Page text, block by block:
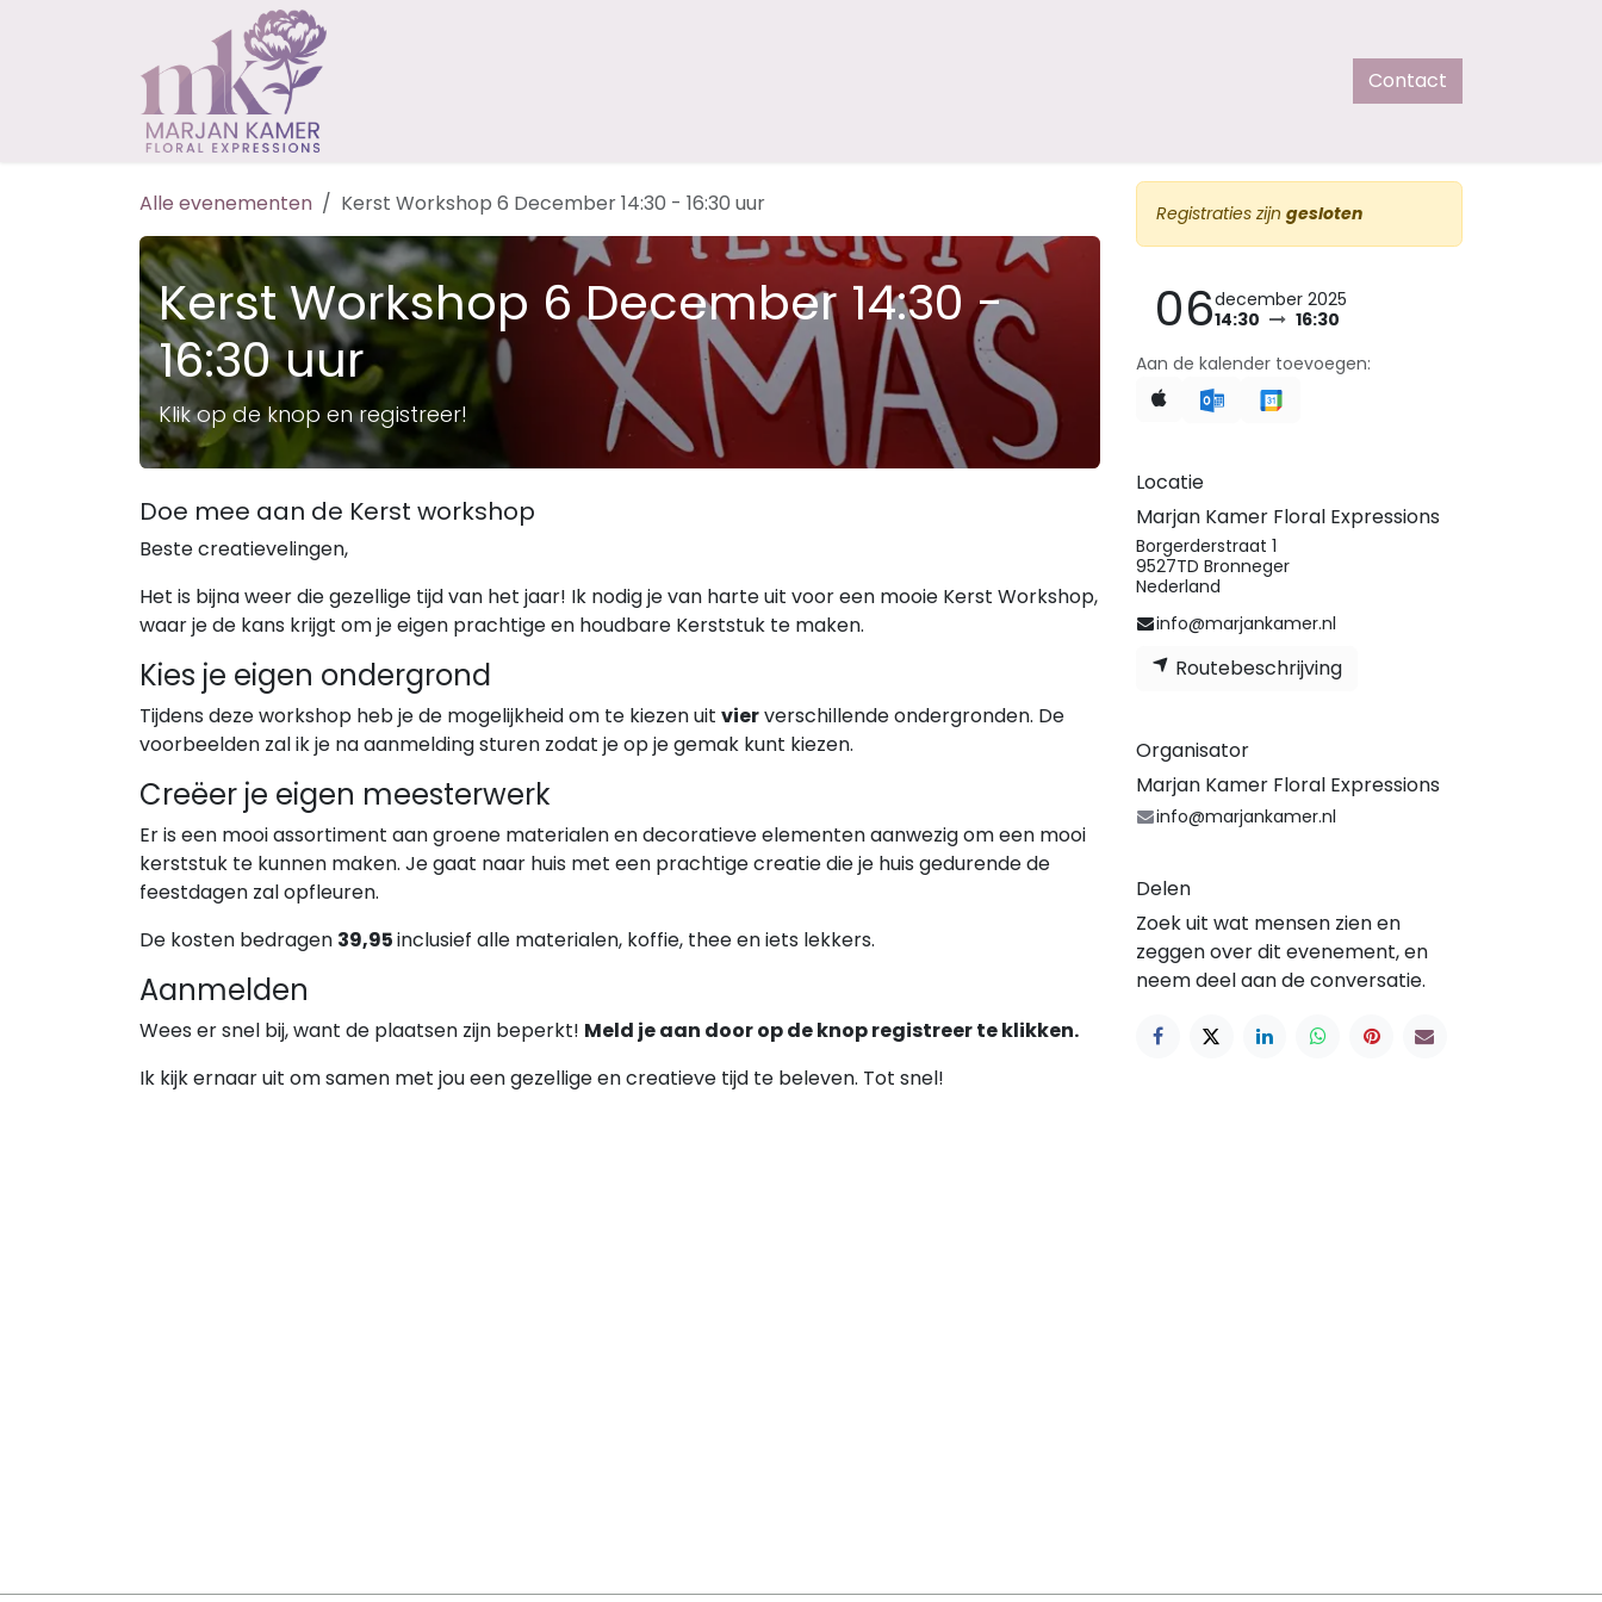
Contact
Alle evenementen Kerst Workshop 6 December 14:30 - 16:30 uur
Kerst Workshop 6 December 14:30 -
16:30 uur
Klik op de knop en registreer!
Doe mee aan de Kerst workshop
Beste creatievelingen,
Het is bijna weer die gezellige tijd van het jaar! Ik nodig je van harte uit voor een mooie Kerst Workshop,
waar je de kans krijgt om je eigen prachtige en houdbare Kerststuk te maken.
Kies je eigen ondergrond
Tijdens deze workshop heb je de mogelijkheid om te kiezen uit vierverschillende ondergronden. De
voorbeelden zal ik je na aanmelding sturen zodat je op je gemak kunt kiezen.
Creëer je eigen meesterwerk
Er is een mooi assortiment aan groene materialen en decoratieve elementen aanwezig om een mooi
kerststuk te kunnen maken. Je gaat naar huis met een prachtige creatie die je huis gedurende de
feestdagen zal opfleuren.
De kosten bedragen 39,95inclusief alle materialen, koffie, thee en iets lekkers.
Aanmelden
Wees er snel bij, want de plaatsen zijn beperkt! Meld je aan door op de knop registreer te klikken.
Ik kijk ernaar uit om samen met jou een gezellige en creatieve tijd te beleven. Tot snel!
Registraties zijn gesloten
06december 2025
14:30
16:30
Aan de kalender toevoegen:
Locatie
Marjan Kamer Floral Expressions
Borgerderstraat 1
9527TD Bronneger
Nederland
info@marjankamer.nl
Routebeschrijving
Organisator
Marjan Kamer Floral Expressions
info@marjankamer.nl
Delen
Zoek uit wat mensen zien en
zeggen over dit evenement, en
neem deel aan de conversatie.